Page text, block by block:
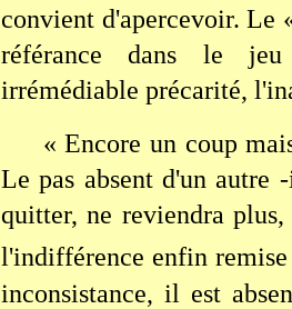
convient d'apercevoir. Le
référance dans le
irrémédiable précarité,
« Encore un coup
Le pas absent d'un autre
quitter, ne reviendra
l'indifférence enfin remise
inconsistance, il est